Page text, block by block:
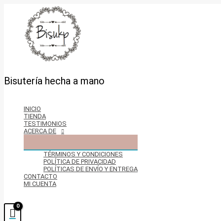
contenido
Bisutería hecha a mano
INICIO
TIENDA
TESTIMONIOS
ACERCA DE
TÉRMINOS Y CONDICIONES
POLÍTICA DE PRIVACIDAD
POLÍTICAS DE ENVÍO Y ENTREGA
CONTACTO
MI CUENTA